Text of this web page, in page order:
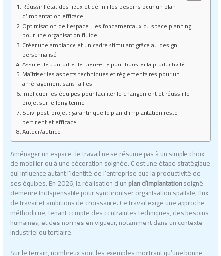
Réussir l’état des lieux et définir les besoins pour un plan
d’implantation efficace
Optimisation de l’espace : les fondamentaux du space planning
pour une organisation fluide
Créer une ambiance et un cadre stimulant grâce au design
personnalisé
Assurer le confort et le bien-être pour booster la productivité
Maîtriser les aspects techniques et réglementaires pour un
aménagement sans failles
Impliquer les équipes pour faciliter le changement et réussir le
projet sur le long terme
Suivi post-projet : garantir que le plan d’implantation reste
pertinent et efficace
Auteur/autrice
Aménager un espace de travail ne se résume pas à un simple choix
de mobilier ou à une décoration soignée. C’est une étape stratégique
qui influence autant l’identité de l’entreprise que la productivité de
ses équipes. En 2026, la réalisation d’unplan d’implantationsoigné
demeure indispensable pour synchroniser organisation spatiale, flux
de travail et ambitions de croissance. Ce travail exige une approche
méthodique, tenant compte des contraintes techniques, des besoins
humaines, et des normes en vigueur, notamment dans un contexte
industriel ou tertiaire.
Sur le terrain, nombreux sont les exemples montrant qu’une bonne